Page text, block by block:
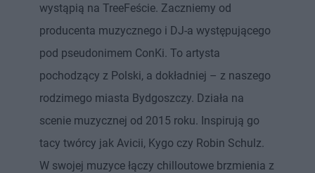
wystąpią na TreeFeście. Zaczniemy od
producenta muzycznego i DJ-a występującego
pod pseudonimem ConKi. To artysta
pochodzący z Polski, a dokładniej – z naszego
rodzimego miasta Bydgoszczy. Działa na
scenie muzycznej od 2015 roku. Inspirują go
tacy twórcy jak Avicii, Kygo czy Robin Schulz.
W swojej muzyce łączy chilloutowe brzmienia z